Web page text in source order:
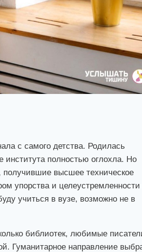
с самого детства. Родилась
полностью оглохла. Но
высшее техническое
упорства и целеустремленности
учиться в вузе, возможно не в
библиотек, любимые
Гуманитарное направление